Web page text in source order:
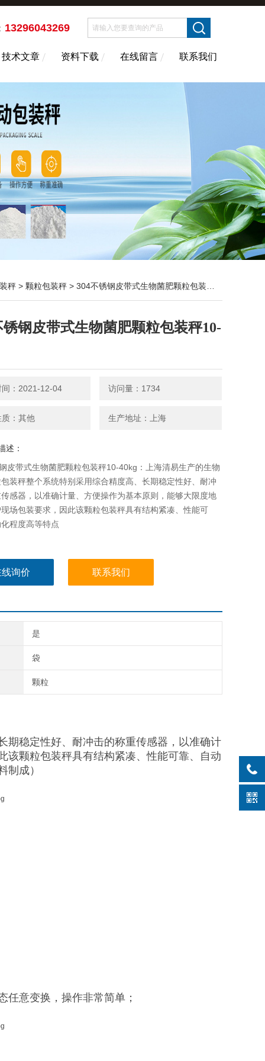
13296043269
技术文章 资料下载 在线留言 联系我们
秤 > 颗粒包装秤 > 304不锈钢皮带式生物菌肥颗粒包装秤10-40kg
锈钢皮带式生物菌肥颗粒包装秤10-
间：2021-12-04 访问量：1734
质：其他 生产地址：上海
述：
皮带式生物菌肥颗粒包装秤10-40kg：上海清易生产的生物
装秤​整个系统特别采用综合精度高、长期稳定性好、耐冲
感器，以准确计量、方便操作为基本原则，能够大限度地
场包装要求，因此该颗粒包装秤具有结构紧凑、性能可
程度高等特点
询价 联系我们
是
袋
颗粒
期稳定性好、耐冲击的称重传感器，以准确计
该颗粒包装秤具有结构紧凑、性能可靠、自动
制成）
意变换，操作非常简单；